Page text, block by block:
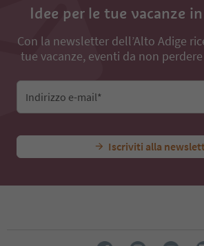
Idee per le tue vacanze
Con la newsletter dell’Alto Adige
tue vacanze, eventi da non
Indirizzo e-mail*
Iscriviti alla